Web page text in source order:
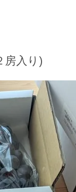
房入り)